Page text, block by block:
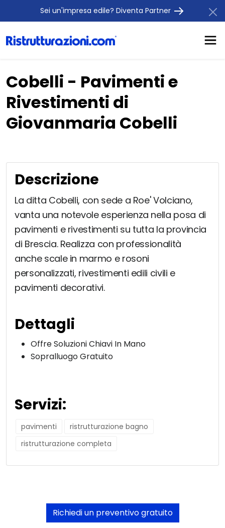
Sei un'impresa edile? Diventa Partner
Cobelli - Pavimenti e
Rivestimenti di
Giovanmaria Cobelli
Descrizione
La ditta Cobelli, con sede a Roe' Volciano,
vanta una notevole esperienza nella posa di
pavimenti e rivestimenti su tutta la provincia
di Brescia. Realizza con professionalità
anche scale in marmo e rosoni
personalizzati, rivestimenti edili civili e
pavimenti decorativi.
Dettagli
Offre Soluzioni Chiavi In Mano
Sopralluogo Gratuito
Servizi:
pavimenti
ristrutturazione bagno
ristrutturazione completa
Richiedi un preventivo gratuito